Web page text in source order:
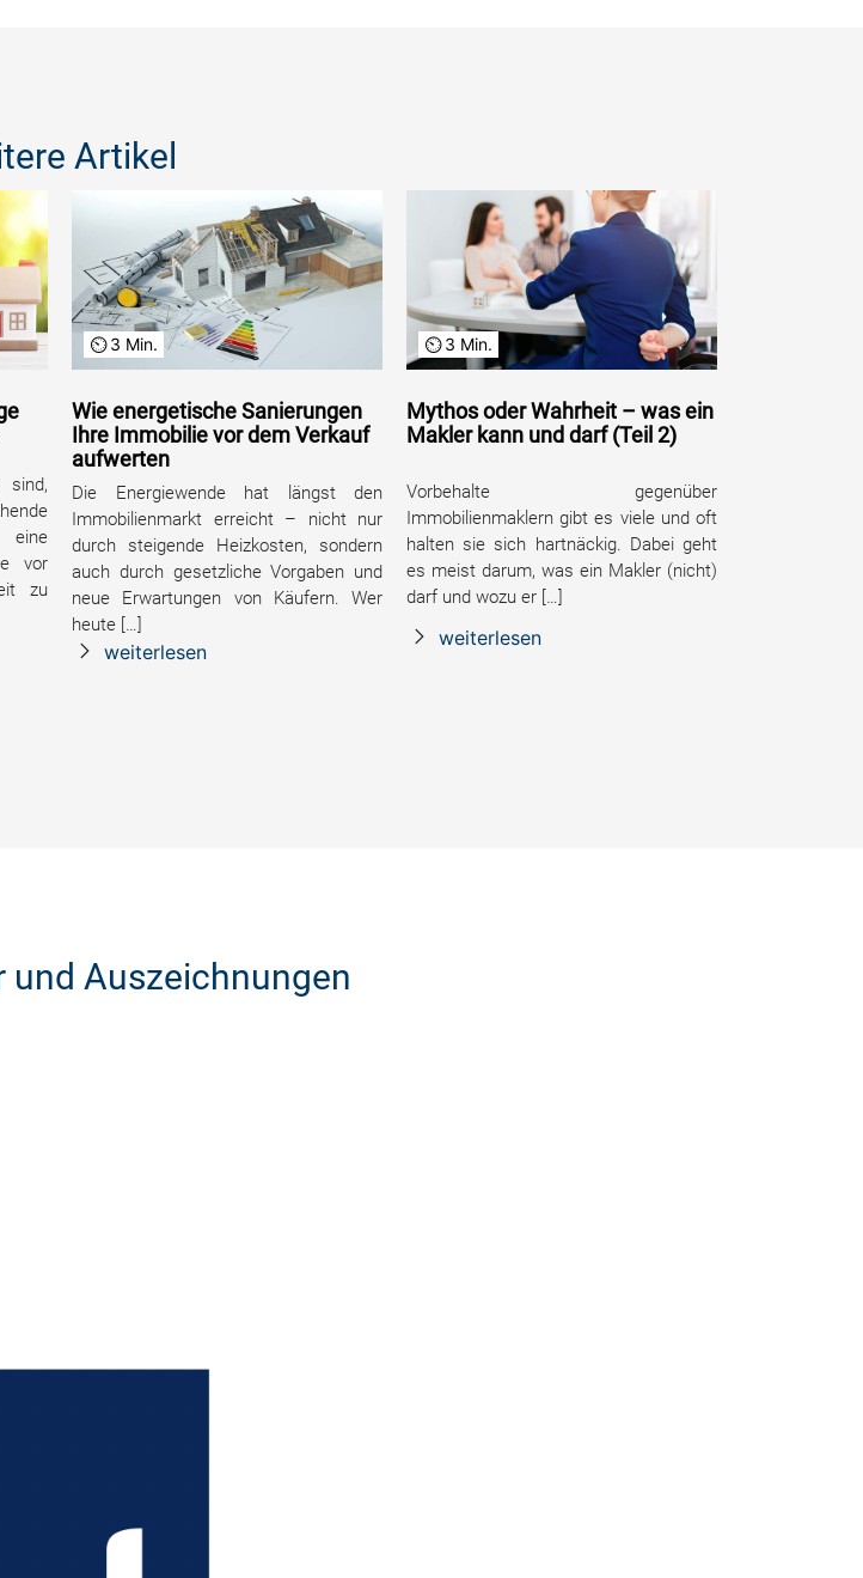
Artikel
sind,
vor
zu
3 Min.
Wie energetische Sanierungen
Ihre Immobilie vor dem Verkauf
aufwerten
Die Energiewende hat längst den
Immobilienmarkt erreicht – nicht nur
durch steigende Heizkosten, sondern
auch durch gesetzliche Vorgaben und
neue Erwartungen von Käufern. Wer
heute […]
weiterlesen
3 Min.
Mythos oder Wahrheit – was ein
Makler kann und darf (Teil 2)
Vorbehalte gegenüber
Immobilienmaklern gibt es viele und oft
halten sie sich hartnäckig. Dabei geht
es meist darum, was ein Makler (nicht)
darf und wozu er […]
weiterlesen
und Auszeichnungen